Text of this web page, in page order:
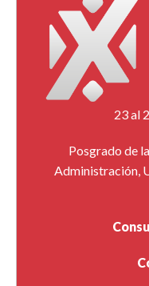
23 al
Posgrado de
Administración,